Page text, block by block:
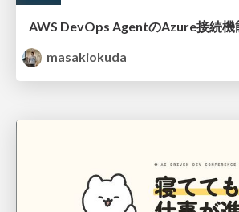
masakiokuda